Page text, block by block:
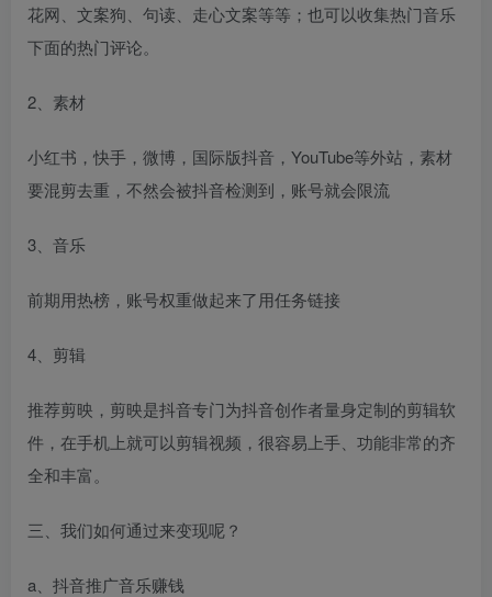
花网、文案狗、句读、走心文案等等；也可以收集热门音乐
下面的热门评论。
2、素材
小红书，快手，微博，国际版抖音，YouTube等外站，素材
要混剪去重，不然会被抖音检测到，账号就会限流
3、音乐
前期用热榜，账号权重做起来了用任务链接
4、剪辑
推荐剪映，剪映是抖音专门为抖音创作者量身定制的剪辑软
件，在手机上就可以剪辑视频，很容易上手、功能非常的齐
全和丰富。
三、我们如何通过来变现呢？
a、抖音推广音乐赚钱